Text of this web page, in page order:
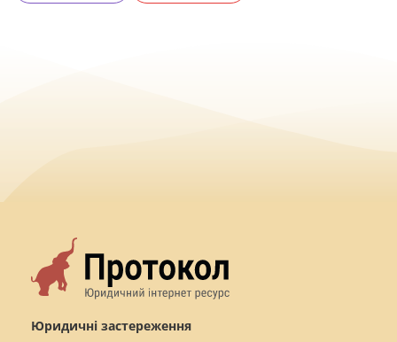
Юридичні застереження